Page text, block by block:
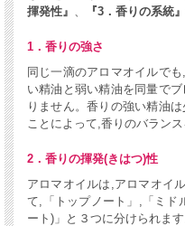
揮発性』 、 『3．香りの系統』
1．香りの強さ
同じ一滴のアロマオイルで
い精油と弱い精油を同量で
りません。香りの強い精油
ことによって,香りのバランス
2．香りの揮発(きはつ)性
アロマオイルは,アロマオイ
て,「トップノート」,「ミド
ート)」と３つに分けられま